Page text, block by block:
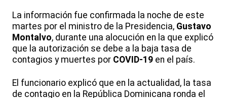
La información fue confirmada la noche de este
martes por el ministro de la Presidencia, Gustavo
Montalvo, durante una alocución en la que explicó
que la autorización se debe a la baja tasa de
contagios y muertes por COVID-19 en el país.
El funcionario explicó que en la actualidad, la tasa
de contagio en la República Dominicana ronda el